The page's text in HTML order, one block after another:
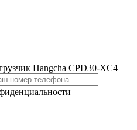
Hangcha CPD30-XC4